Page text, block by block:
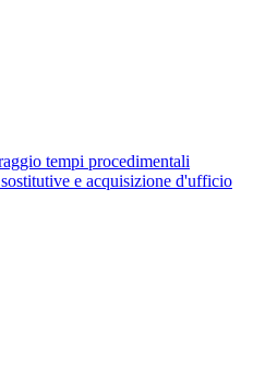
tempi procedimentali
e acquisizione d'ufficio